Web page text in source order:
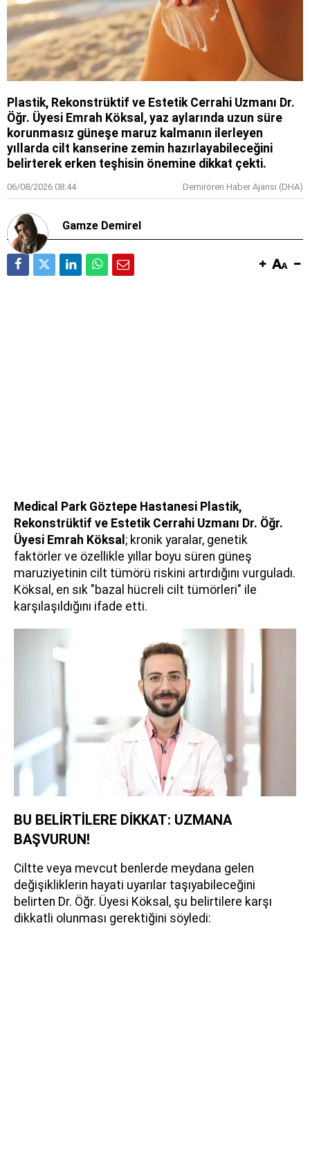
Plastik, Rekonstrüktif ve Estetik Cerrahi Uzmanı Dr.
Öğr. Üyesi Emrah Köksal, yaz aylarında uzun süre
korunmasız güneşe maruz kalmanın ilerleyen
yıllarda cilt kanserine zemin hazırlayabileceğini
belirterek erken teşhisin önemine dikkat çekti.
06/08/2026 08:44 Demirören Haber Ajansı (DHA)
Gamze Demirel
Medical Park Göztepe Hastanesi Plastik,
Rekonstrüktif ve Estetik Cerrahi Uzmanı Dr. Öğr.
Üyesi Emrah Köksal ; kronik yaralar, genetik
faktörler ve özellikle yıllar boyu süren güneş
maruziyetinin cilt tümörü riskini artırdığını vurguladı.
Köksal, en sık "bazal hücreli cilt tümörleri" ile
karşılaşıldığını ifade etti.
BU BELİRTİLERE DİKKAT: UZMANA
BAŞVURUN!
Ciltte veya mevcut benlerde meydana gelen
değişikliklerin hayati uyarılar taşıyabileceğini
belirten Dr. Öğr. Üyesi Köksal, şu belirtilere karşı
dikkatli olunması gerektiğini söyledi: